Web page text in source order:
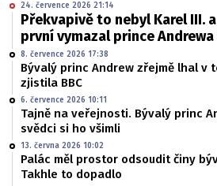
24. července 2026 21:14
Překvapivě to nebyl Karel III.
první vymazal prince
8. července 2026 17:38
Bývalý princ Andrew zřejmě lhal v
zjistila BBC
6. července 2026 10:11
Tajně na veřejnosti. Bývalý princ
svědci si ho všimli
13. června 2026 10:02
Palác měl prostor odsoudit činy
Takhle to dopadlo